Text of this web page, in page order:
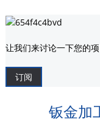
让我们来讨论一下您的项
订阅
钣金加